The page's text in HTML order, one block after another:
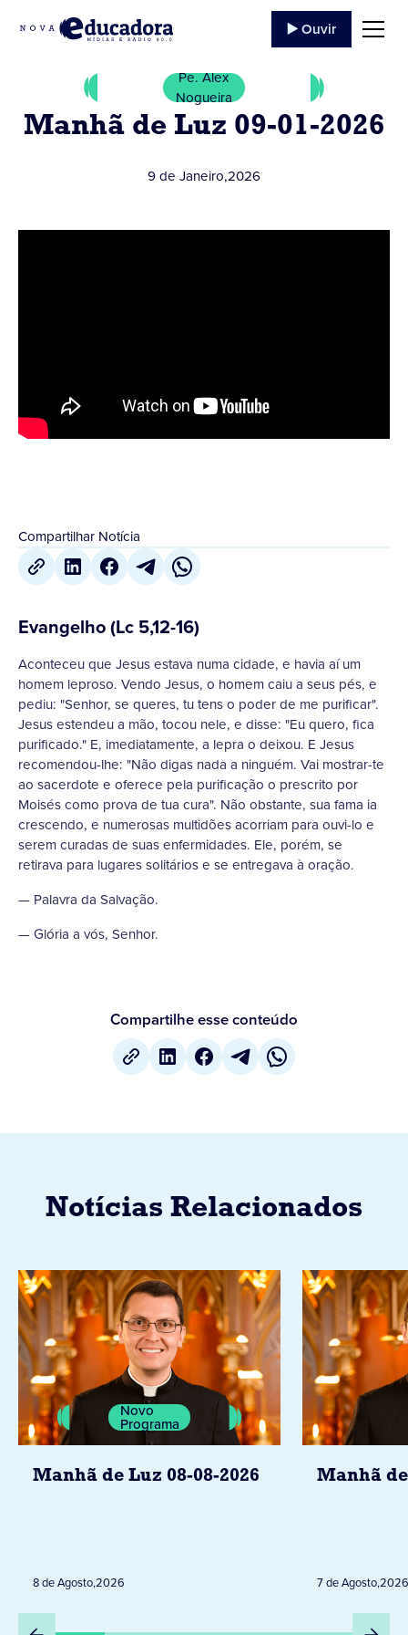
▶️ Ouvir
Pe. Alex
Nogueira
Manhã de Luz 09-01-2026
9 de Janeiro,2026
Compartilhar Notícia
Evangelho (Lc 5,12-16)
Aconteceu que Jesus estava numa cidade, e havia aí um
homem leproso. Vendo Jesus, o homem caiu a seus pés, e
pediu: "Senhor, se queres, tu tens o poder de me purificar".
Jesus estendeu a mão, tocou nele, e disse: "Eu quero, fica
purificado." E, imediatamente, a lepra o deixou. E Jesus
recomendou-lhe: "Não digas nada a ninguém. Vai mostrar-te
ao sacerdote e oferece pela purificação o prescrito por
Moisés como prova de tua cura". Não obstante, sua fama ia
crescendo, e numerosas multidões acorriam para ouvi-lo e
serem curadas de suas enfermidades. Ele, porém, se
retirava para lugares solitários e se entregava à oração.
— Palavra da Salvação.
— Glória a vós, Senhor.
Compartilhe esse conteúdo
Notícias Relacionados
Novo
Programa
Manhã de Luz 08-08-2026
8 de Agosto,2026
Manhã de
7 de Agosto,2026